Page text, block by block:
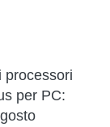
processori
per PC: